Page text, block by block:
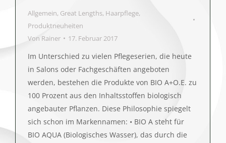
Allgemein, Great Lengths, Haarpflege,
Produktneuheiten
Von Rainer 17. Februar 2017
Im Unterschied zu vielen Pflegeserien, die heute
in Salons oder Fachgeschäften angeboten
werden, bestehen die Produkte von BIO A+O.E. zu
100 Prozent aus den Inhaltsstoffen biologisch
angebauter Pflanzen. Diese Philosophie spiegelt
sich schon im Markennamen: • BIO A steht für
BIO AQUA (Biologisches Wasser), das durch die